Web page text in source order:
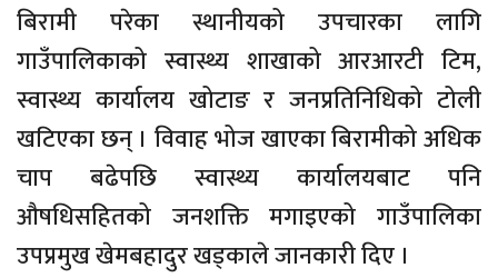
बिरामी परेका स्थानीयको उपचारका लागि
गाउँपालिकाको स्वास्थ्य शाखाको आरआरटी टिम,
स्वास्थ्य कार्यालय खोटाङ र जनप्रतिनिधिको टोली
खटिएका छन् । विवाह भोज खाएका बिरामीको अधिक
चाप बढेपछि स्वास्थ्य कार्यालयबाट पनि
औषधिसहितको जनशक्ति मगाइएको गाउँपालिका
उपप्रमुख खेमबहादुर खड्काले जानकारी दिए ।